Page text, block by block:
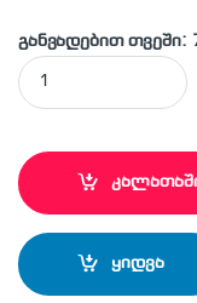
განვადებით
STANLEY - 1-83-069
ყიდვა